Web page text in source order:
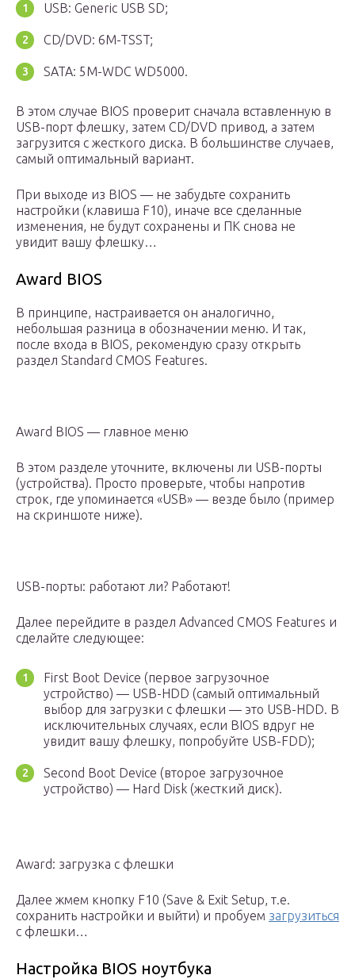
USB: Generic USB SD;
CD/DVD: 6M-TSST;
SATA: 5M-WDC WD5000.
В этом случае BIOS проверит сначала вставленную в
USB-порт флешку, затем CD/DVD привод, а затем
загрузится с жесткого диска. В большинстве случаев,
самый оптимальный вариант.
При выходе из BIOS — не забудьте сохранить
настройки (клавиша F10), иначе все сделанные
изменения, не будут сохранены и ПК снова не
увидит вашу флешку…
Award BIOS
В принципе, настраивается он аналогично,
небольшая разница в обозначении меню. И так,
после входа в BIOS, рекомендую сразу открыть
раздел Standard CMOS Features.
Award BIOS — главное меню
В этом разделе уточните, включены ли USB-порты
(устройства). Просто проверьте, чтобы напротив
строк, где упоминается «USB» — везде было (пример
на скриншоте ниже).
USB-порты: работают ли? Работают!
Далее перейдите в раздел Advanced CMOS Features и
сделайте следующее:
First Boot Device (первое загрузочное
устройство) — USB-HDD (самый оптимальный
выбор для загрузки с флешки — это USB-HDD. В
исключительных случаях, если BIOS вдруг не
увидит вашу флешку, попробуйте USB-FDD);
Second Boot Device (второе загрузочное
устройство) — Hard Disk (жесткий диск).
Award: загрузка с флешки
Далее жмем кнопку F10 (Save & Exit Setup, т.е.
сохранить настройки и выйти) и пробуем загрузиться
с флешки…
Настройка BIOS ноутбука